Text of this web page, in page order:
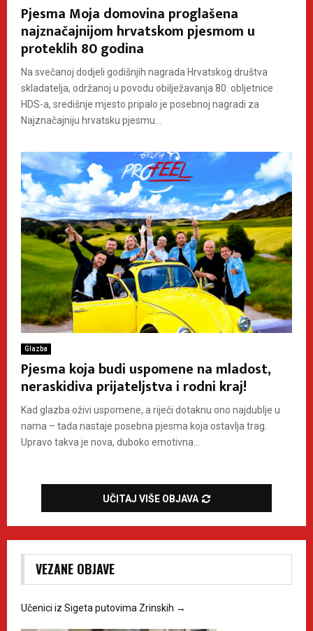
Pjesma Moja domovina proglašena
najznačajnijom hrvatskom pjesmom u
proteklih 80 godina
Na svečanoj dodjeli godišnjih nagrada Hrvatskog društva
skladatelja, održanoj u povodu obilježavanja 80. obljetnice
HDS-a, središnje mjesto pripalo je posebnoj nagradi za
Najznačajniju hrvatsku pjesmu...
Glazba
Pjesma koja budi uspomene na mladost,
neraskidiva prijateljstva i rodni kraj!
Kad glazba oživi uspomene, a riječi dotaknu ono najdublje u
nama – tada nastaje posebna pjesma koja ostavlja trag.
Upravo takva je nova, duboko emotivna...
UČITAJ VIŠE OBJAVA
VEZANE OBJAVE
Učenici iz Sigeta putovima Zrinskih →